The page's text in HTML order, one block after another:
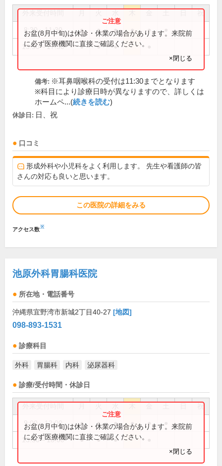
祝
8:30～11:30 ● ● ● ● ●
13:30～17:30 ● ● ●
お盆(8月中旬)は休診・休業の場合があります。来院前
に必ず医療機関に直接ご確認ください。
×閉じる
備考: ※耳鼻咽喉科の受付は11:30までとなります
※科目により診療日時が異なりますので、詳しくは
ホームペ...(続きを読む)
休診日: 日、祝
口コミ
形成外科や小児科をよく利用します。 先生や看護師の皆
さんの対応も良いと思います。
この医院の詳細をみる
アクセス数※
池原外科胃腸科医院
所在地・電話番号
沖縄県宜野湾市新城2丁目40-27 [地図]
098-893-1531
診療科目
外科 胃腸科 内科 泌尿器科
診療/受付時間・休診日
祝
9:00～12:00 ● ● ● ● ●
13:30～18:00 ● ● ●
お盆(8月中旬)は休診・休業の場合があります。来院前
に必ず医療機関に直接ご確認ください。
×閉じる